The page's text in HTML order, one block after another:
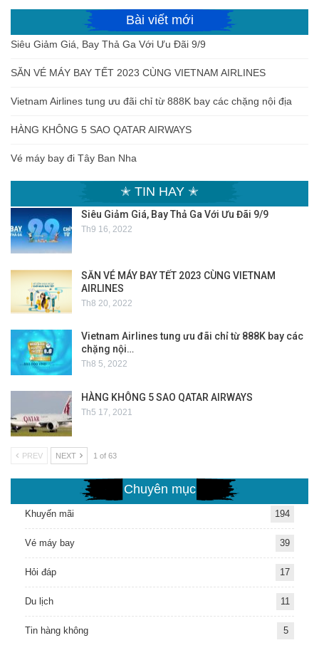
Bài viết mới
Siêu Giảm Giá, Bay Thả Ga Với Ưu Đãi 9/9
SĂN VÉ MÁY BAY TẾT 2023 CÙNG VIETNAM AIRLINES
Vietnam Airlines tung ưu đãi chỉ từ 888K bay các chặng nội địa
HÀNG KHÔNG 5 SAO QATAR AIRWAYS
Vé máy bay đi Tây Ban Nha
✭ TIN HAY ✭
Siêu Giảm Giá, Bay Thả Ga Với Ưu Đãi 9/9
Th9 16, 2022
SĂN VÉ MÁY BAY TẾT 2023 CÙNG VIETNAM
AIRLINES
Th8 20, 2022
Vietnam Airlines tung ưu đãi chỉ từ 888K bay các
chặng nội…
Th8 5, 2022
HÀNG KHÔNG 5 SAO QATAR AIRWAYS
Th5 17, 2021
PREV NEXT 1 of 63
Chuyên mục
Khuyến mãi 194
Vé máy bay 39
Hỏi đáp 17
Du lịch 11
Tin hàng không 5